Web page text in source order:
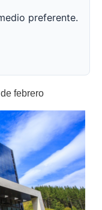
preferente.
febrero